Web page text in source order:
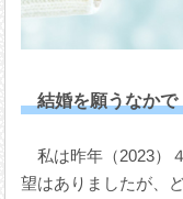
結婚を願うなかで
私は昨年（2023）
望はありましたが、